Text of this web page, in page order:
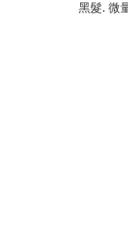
黑髮. 微